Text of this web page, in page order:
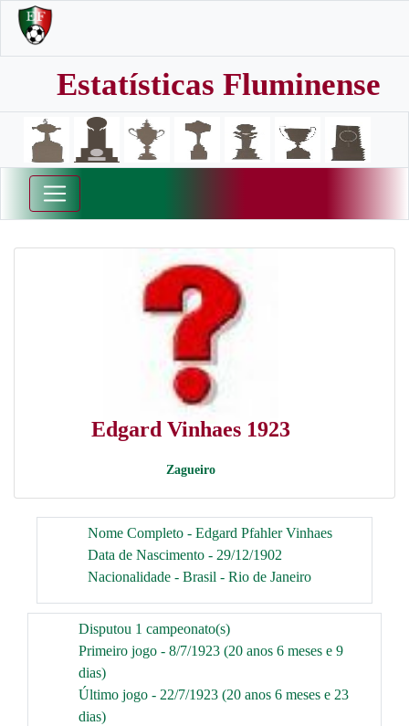
Estatísticas Fluminense
Edgard Vinhaes 1923
Zagueiro
Nome Completo - Edgard Pfahler Vinhaes
Data de Nascimento - 29/12/1902
Nacionalidade - Brasil - Rio de Janeiro
Disputou 1 campeonato(s)
Primeiro jogo - 8/7/1923 (20 anos 6 meses e 9
dias)
Último jogo - 22/7/1923 (20 anos 6 meses e 23
dias)